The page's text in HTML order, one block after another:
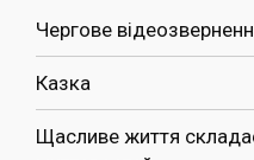
Чергове
Казка
Щасливе життя